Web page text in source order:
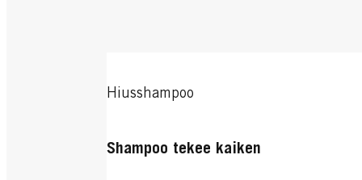
Hiusshampoo
Shampoo tekee kaiken